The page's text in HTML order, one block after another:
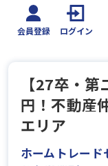
会員登録 ログイン
【27卒・
円！不動産
エリア
ホームトレー